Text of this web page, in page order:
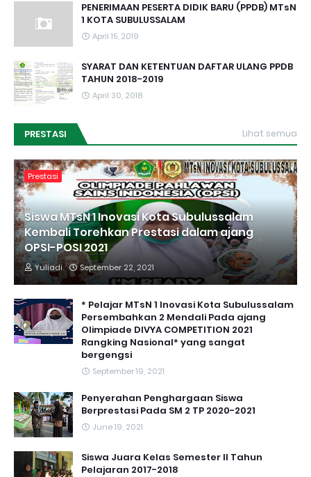
PENERIMAAN PESERTA DIDIK BARU (PPDB) MTsN
1 KOTA SUBULUSSALAM
April 15, 2019
SYARAT DAN KETENTUAN DAFTAR ULANG PPDB
TAHUN 2018-2019
April 30, 2018
PRESTASI Lihat semua
Prestasi
Siswa MTsN 1 Inovasi Kota Subulussalam
Kembali Torehkan Prestasi dalam ajang
OPSI-POSI 2021
Yuliadi September 22, 2021
* Pelajar MTsN 1 Inovasi Kota Subulussalam
Persembahkan 2 Mendali Pada ajang
Olimpiade DIVYA COMPETITION 2021
Rangking Nasional* yang sangat
bergengsi
September 19, 2021
Penyerahan Penghargaan Siswa
Berprestasi Pada SM 2 TP 2020-2021
June 19, 2021
Siswa Juara Kelas Semester II Tahun
Pelajaran 2017-2018